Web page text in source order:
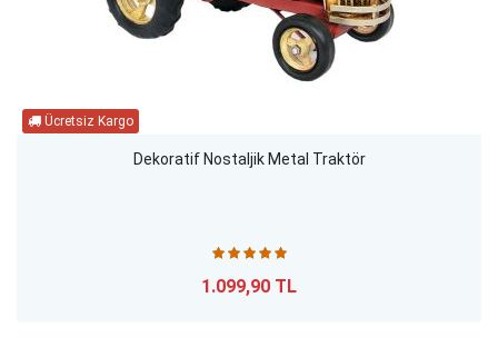
Dekoratif Nostaljik Metal Traktör
1.099,90 TL